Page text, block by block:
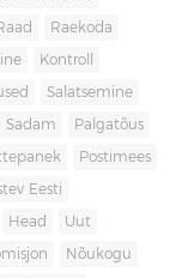
Raekoda
Kontroll
Salatsemine
Sadam Palgatõus
Postimees
Eesti
Head Uut
Nõukogu